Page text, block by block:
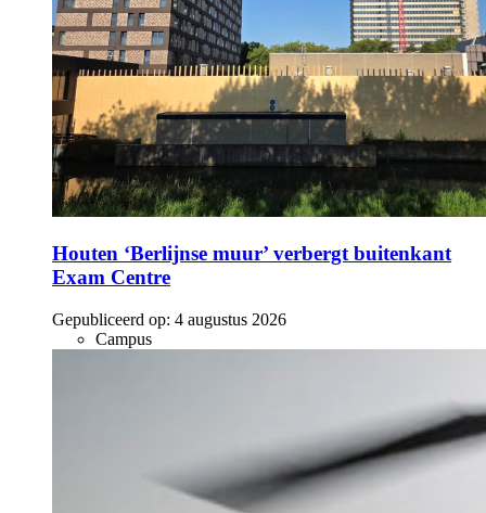
Houten ‘Berlijnse muur’ verbergt buitenkant
Exam Centre
Gepubliceerd op: 4 augustus 2026
Campus